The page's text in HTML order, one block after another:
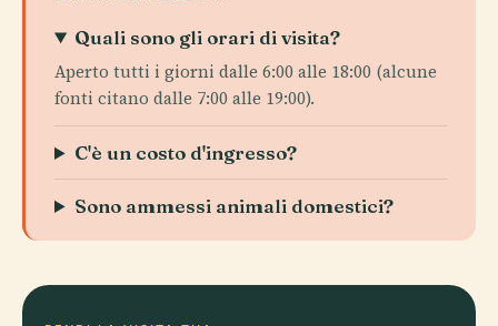
Aperto tutti i giorni dalle 6:00 alle 18:00 (alcune
fonti citano dalle 7:00 alle 19:00).
C'è un costo d'ingresso?
Sono ammessi animali domestici?